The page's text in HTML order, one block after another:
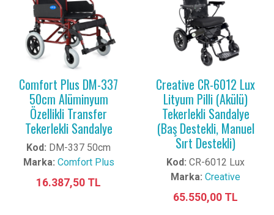
Comfort Plus DM-337
50cm Alüminyum
Özellikli Transfer
Tekerlekli Sandalye
Kod: DM-337 50cm
Marka: Comfort Plus
16.387,50 TL
Creative CR-6012 Lux
Lityum Pilli (Akülü)
Tekerlekli Sandalye
(Baş Destekli, Manuel
Sırt Destekli)
Kod: CR-6012 Lux
Marka: Creative
65.550,00 TL